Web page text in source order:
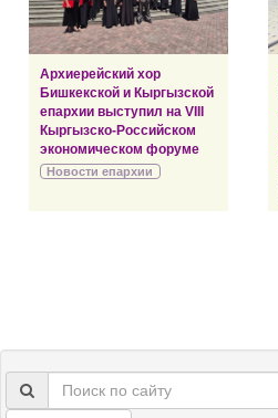
Архиерейский хор
Бишкекской и Кыргызской
епархии выступил на VIII
Кыргызско-Российском
экономическом форуме
Новости епархии